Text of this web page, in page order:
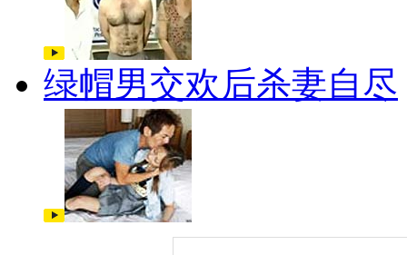
绿帽男交欢后杀妻自尽